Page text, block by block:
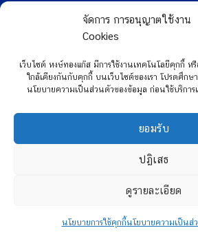
จัดการ การอนุญาตใช้งาน
Cookies
เว็บไซต์ หงษ์ทองแก๊ส มีการใช้งานเทคโนโลยีคุกกี้
ใกล้เคียงกันกับคุกกี้ บนเว็บไซต์ของเรา โปรดศึกษ
นโยบายความเป็นส่วนตัวของข้อมูล ก่อนใช้บริการ
ยอมรับ
ปฏิเสธ
ดูรายละเอียด
นโยบายการใช้คุกกี้นโยบายความเป็นส่
Copyright 2026 © Hongtong